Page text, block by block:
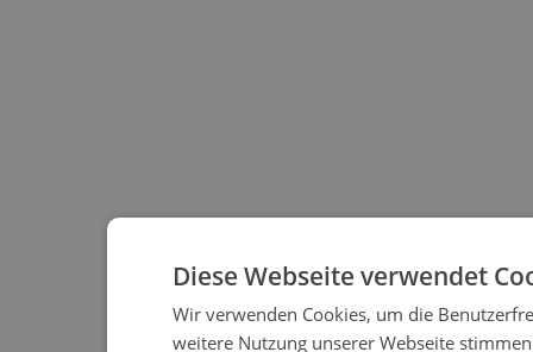
Diese Webseite verwendet
Wir verwenden Cookies, um die
weitere Nutzung unserer Webseite